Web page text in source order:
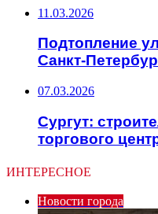
11.03.2026
Подтопление
Санкт-
07.03.2026
Сургут:
торгового
ИНТЕРЕСНОЕ
Новости города